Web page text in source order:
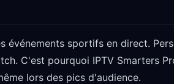
sportifs en direct.
C'est pourquoi IPTV Smarters
lors des pics d'audience.